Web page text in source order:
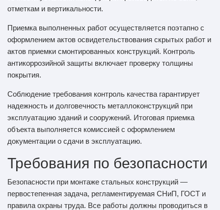
отметкам и вертикальности.
Приемка выполненных работ осуществляется поэтапно с
оформлением актов освидетельствования скрытых работ и
актов приемки смонтированных конструкций. Контроль
антикоррозийной защиты включает проверку толщины
покрытия.
Соблюдение требования контроль качества гарантирует
надежность и долговечность металлоконструкций при
эксплуатацию зданий и сооружений. Итоговая приемка
объекта выполняется комиссией с оформлением
документации о сдачи в эксплуатацию.
Требования по безопасности
Безопасности при монтаже стальных конструкций —
первостепенная задача, регламентируемая СНиП, ГОСТ и
правила охраны труда. Все работы должны проводиться в